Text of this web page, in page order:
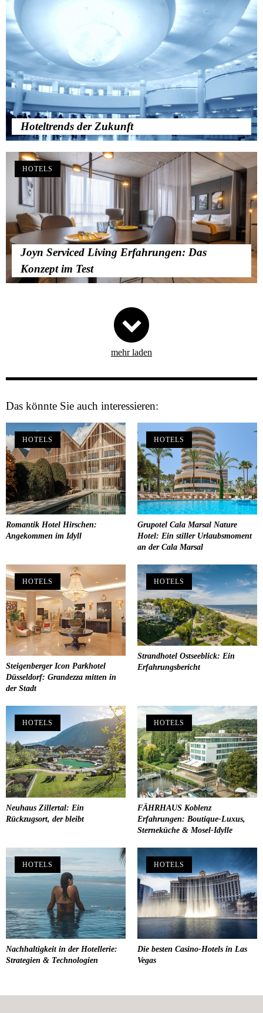
Hoteltrends der Zukunft
Joyn Serviced Living Erfahrungen: Das
Konzept im Test
HOTELS
mehr laden
Das könnte Sie auch interessieren:
HOTELS
Romantik Hotel Hirschen:
Angekommen im Idyll
HOTELS
Grupotel Cala Marsal Nature
Hotel: Ein stiller Urlaubsmoment
an der Cala Marsal
HOTELS
Steigenberger Icon Parkhotel
Düsseldorf: Grandezza mitten in
der Stadt
HOTELS
Strandhotel Ostseeblick: Ein
Erfahrungsbericht
HOTELS
Neuhaus Zillertal: Ein
Rückzugsort, der bleibt
HOTELS
FÄHRHAUS Koblenz
Erfahrungen: Boutique-Luxus,
Sterneküche & Mosel-Idylle
HOTELS
Nachhaltigkeit in der Hotellerie:
Strategien & Technologien
HOTELS
Die besten Casino-Hotels in Las
Vegas